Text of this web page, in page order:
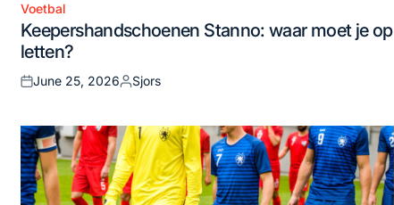
Posted
in
Voetbal
Keepershandschoenen Stanno: waar moet je op
letten?
Posted
June 25, 2026
Posted
Sjors